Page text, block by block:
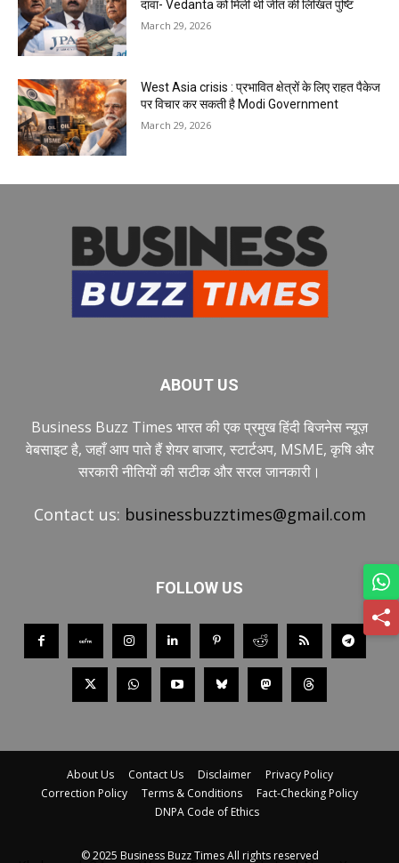
दावा- Vedanta को मिली थी जीत की लिखित पुष्टि
March 29, 2026
West Asia crisis : प्रभावित क्षेत्रों के लिए राहत पैकेज
पर विचार कर सकती है Modi Government
March 29, 2026
ABOUT US
Business Buzz Times भारत की एक प्रमुख हिंदी बिजनेस न्यूज़
वेबसाइट है, जहाँ आप पाते हैं शेयर बाजार, स्टार्टअप, MSME, कृषि और
सरकारी नीतियों की सटीक और सरल जानकारी।
Contact us: businessbuzztimes@gmail.com
FOLLOW US
About Us Contact Us Disclaimer
Privacy Policy
Correction Policy
Terms & Conditions
Fact-Checking Policy
DNPA Code of Ethics
© 2025 Business Buzz Times All rights reserved